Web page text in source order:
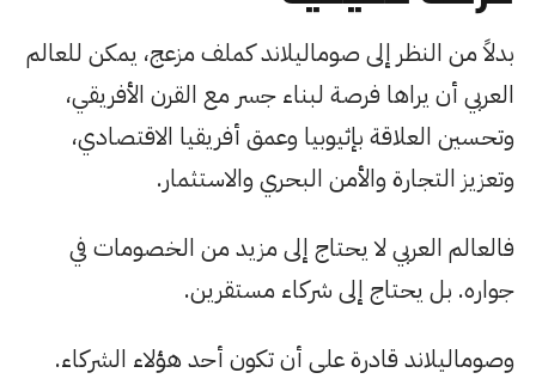
بدلاً من النظر إلى صوماليلاند كملف مزعج، يمكن للعالم
العربي أن يراها فرصة لبناء جسر مع القرن الأفريقي،
وتحسين العلاقة بإثيوبيا وعمق أفريقيا الاقتصادي،
وتعزيز التجارة والأمن البحري والاستثمار.
فالعالم العربي لا يحتاج إلى مزيد من الخصومات في
جواره. بل يحتاج إلى شركاء مستقرين.
وصوماليلاند قادرة على أن تكون أحد هؤلاء الشركاء.